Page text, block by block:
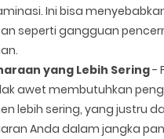
Ini bisa
seperti gangguan
yang Lebih Sering-
awet membutuhkan
lebih sering, yang justru
Anda dalam jangka